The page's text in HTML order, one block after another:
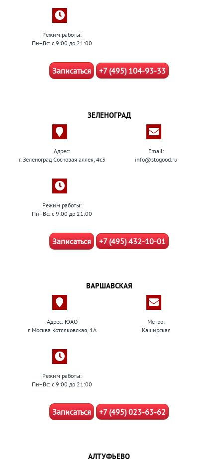
Режим работы:
Пн–Вс: с 9:00 до 21:00
Записаться +7 (495) 104-93-33
ЗЕЛЕНОГРАД
Адрес:
г. Зеленоград Сосновая аллея, 4с3
Email:
info@stogood.ru
Режим работы:
Пн–Вс: с 9:00 до 21:00
Записаться +7 (495) 432-10-01
ВАРШАВСКАЯ
Адрес: ЮАО
г. Москва Котляковская, 1А
Метро:
Каширская
Режим работы:
Пн–Вс: с 9:00 до 21:00
Записаться +7 (495) 023-63-62
АЛТУФЬЕВО